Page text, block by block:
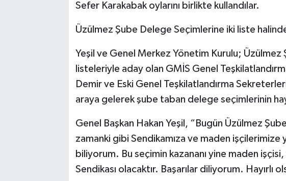
Sefer Karakabak oylarını birlikte kullandılar.
Üzülmez Şube Delege Seçimlerine iki liste
Yeşil ve Genel Merkez Yönetim Kurulu;
listeleriyle aday olan GMİS Genel
Demir ve Eski Genel Teşkilatlandırma
araya gelerek şube taban delege seçimlerinin
Genel Başkan Hakan Yeşil, “Bugün Üzülmez
zamanki gibi Sendikamıza ve maden işçilerimize
biliyorum. Bu seçimin kazananı yine maden
Sendikası olacaktır. Başarılar diliyorum. Hayırlı